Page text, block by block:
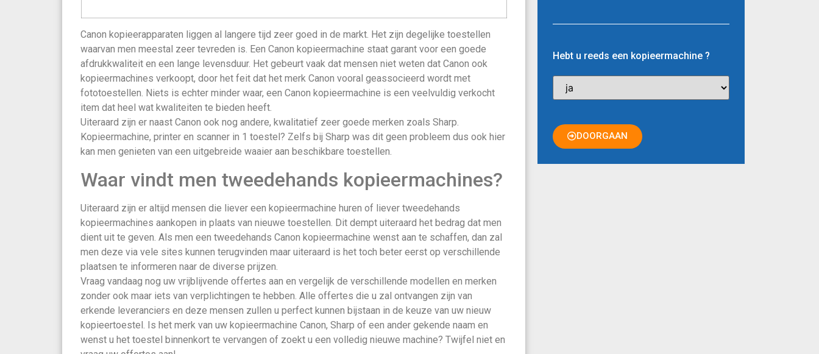
Canon kopieerapparaten liggen al langere tijd zeer goed in de markt. Het zijn degelijke toestellen
waarvan men meestal zeer tevreden is. Een Canon kopieermachine staat garant voor een goede
afdrukkwaliteit en een lange levensduur. Het gebeurt vaak dat mensen niet weten dat Canon ook
kopieermachines verkoopt, door het feit dat het merk Canon vooral geassocieerd wordt met
fototoestellen. Niets is echter minder waar, een Canon kopieermachine is een veelvuldig verkocht
item dat heel wat kwaliteiten te bieden heeft.
Uiteraard zijn er naast Canon ook nog andere, kwalitatief zeer goede merken zoals Sharp.
Kopieermachine, printer en scanner in 1 toestel? Zelfs bij Sharp was dit geen probleem dus ook hier
kan men genieten van een uitgebreide waaier aan beschikbare toestellen.
Waar vindt men tweedehands kopieermachines?
Uiteraard zijn er altijd mensen die liever een kopieermachine huren of liever tweedehands
kopieermachines aankopen in plaats van nieuwe toestellen. Dit dempt uiteraard het bedrag dat men
dient uit te geven. Als men een tweedehands Canon kopieermachine wenst aan te schaffen, dan zal
men deze via vele sites kunnen terugvinden maar uiteraard is het toch beter eerst op verschillende
plaatsen te informeren naar de diverse prijzen.
Vraag vandaag nog uw vrijblijvende offertes aan en vergelijk de verschillende modellen en merken
zonder ook maar iets van verplichtingen te hebben. Alle offertes die u zal ontvangen zijn van
erkende leveranciers en deze mensen zullen u perfect kunnen bijstaan in de keuze van uw nieuw
kopieertoestel. Is het merk van uw kopieermachine Canon, Sharp of een ander gekende naam en
wenst u het toestel binnenkort te vervangen of zoekt u een volledig nieuwe machine? Twijfel niet en
Hebt u reeds een kopieermachine ?
DOORGAAN